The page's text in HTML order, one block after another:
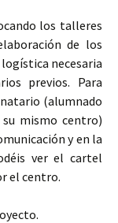
los talleres
de los
necesaria
previos. Para
(alumnado
su mismo centro)
y en la
ver el cartel
el centro.